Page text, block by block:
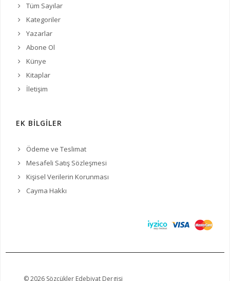
Tüm Sayılar
Kategoriler
Yazarlar
Abone Ol
Künye
Kitaplar
İletişim
EK BİLGİLER
Ödeme ve Teslimat
Mesafeli Satış Sözleşmesi
Kişisel Verilerin Korunması
Cayma Hakkı
© 2026 Sözcükler Edebiyat Dergisi